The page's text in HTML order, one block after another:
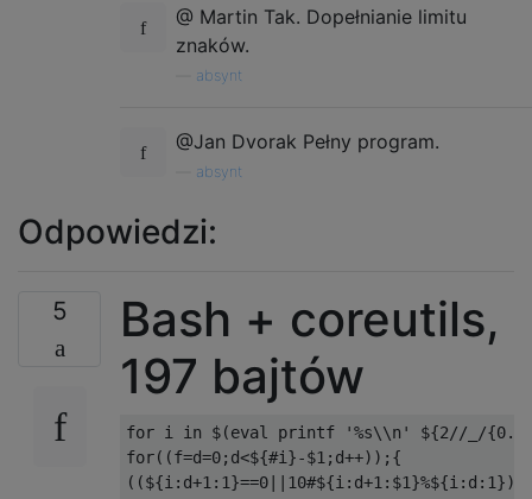
@ Martin Tak. Dopełnianie limitu
znaków.
absynt
@Jan Dvorak Pełny program.
absynt
Odpowiedzi:
5
Bash + coreutils,
197 bajtów
for i in $(eval printf '%s\\n' ${2//_/
for((f=d=0;d<${#i}-$1;d++));{